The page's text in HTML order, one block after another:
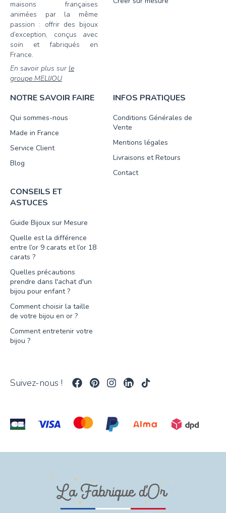
maisons françaises
animées par la même
passion : offrir des bijoux
d’exception, conçus avec
soin et fabriqués en
France.
En savoir plus sur le
groupe MELIJOU
NOTRE SAVOIR FAIRE
Qui sommes-nous
Made in France
Service Client
Blog
INFOS PRATIQUES
Conditions Générales de
Vente
Mentions légales
Livraisons et Retours
Contact
CONSEILS ET
ASTUCES
Guide Bijoux sur Mesure
Quelle est la différence
entre l’or 9 carats et l’or 18
carats ?
Quelles précautions
prendre dans l'achat d'un
bijou pour enfant ?
Comment choisir la taille
de votre bijou en or ?
Comment entretenir votre
bijou ?
Suivez-nous !